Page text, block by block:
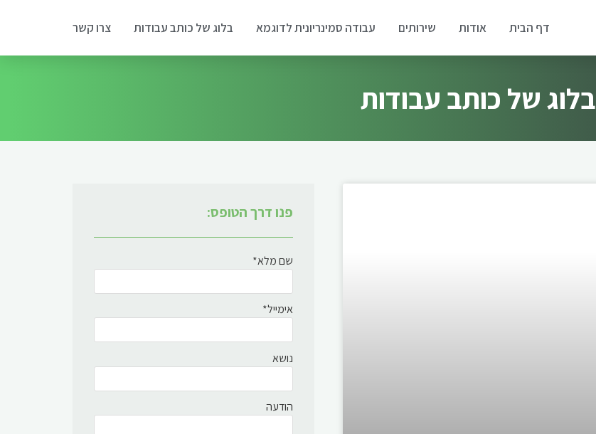
דף הבית אודות שירותים עבודה סמינריונית לדוגמא בלוג של כותב עבודות צרו קשר
בלוג של כותב עבודות
פנו דרך הטופס:
שם מלא*
אימייל*
נושא
הודעה